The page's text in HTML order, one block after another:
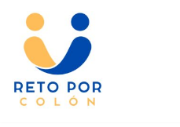
Saltar
contenido